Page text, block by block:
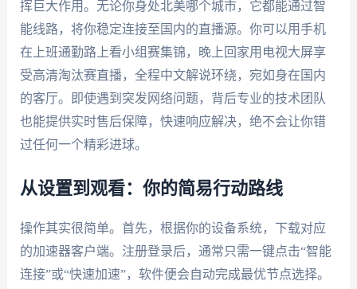
挥巨大作用。无论你身处北美哪个城市，它都能通过智
能线路，将你稳定连接至国内的直播源。你可以用手机
在上班通勤路上看小组赛集锦，晚上回家用电视大屏享
受高清淘汰赛直播，全程中文解说环绕，宛如身在国内
的客厅。即使遇到突发网络问题，背后专业的技术团队
也能提供实时售后保障，快速响应解决，绝不会让你错
过任何一个精彩进球。
从设置到观看：你的简易行动路线
操作其实很简单。首先，根据你的设备系统，下载对应
的加速器客户端。注册登录后，通常只需一键点击“智能
连接”或“快速加速”，软件便会自动完成最优节点选择。